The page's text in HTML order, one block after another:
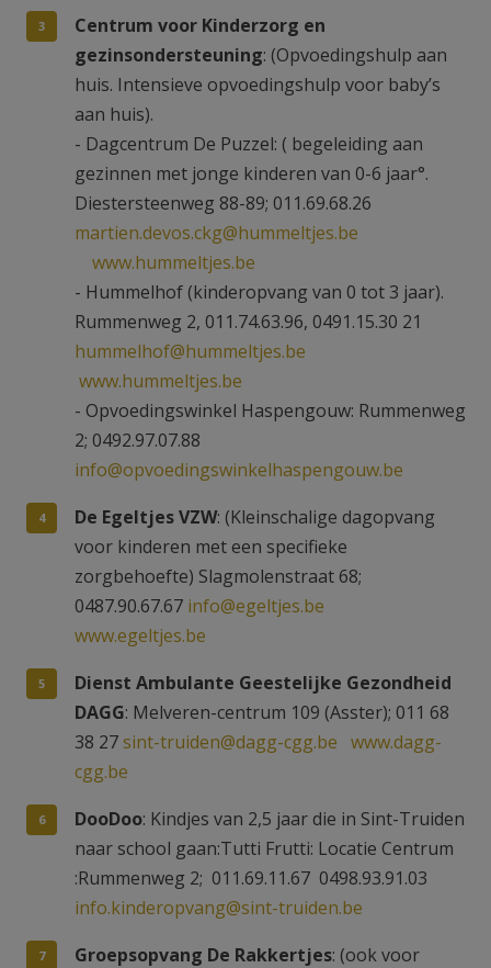
Centrum voor Kinderzorg en
gezinsondersteuning: (Opvoedingshulp aan
huis. Intensieve opvoedingshulp voor baby’s
aan huis).
- Dagcentrum De Puzzel: ( begeleiding aan
gezinnen met jonge kinderen van 0-6 jaar°.
Diestersteenweg 88-89; 011.69.68.26
martien.devos.ckg@hummeltjes.be
www.hummeltjes.be
- Hummelhof (kinderopvang van 0 tot 3 jaar).
Rummenweg 2, 011.74.63.96, 0491.15.30 21
hummelhof@hummeltjes.be
www.hummeltjes.be
- Opvoedingswinkel Haspengouw: Rummenweg
2; 0492.97.07.88
info@opvoedingswinkelhaspengouw.be
De Egeltjes VZW: (Kleinschalige dagopvang
voor kinderen met een specifieke
zorgbehoefte) Slagmolenstraat 68;
0487.90.67.67 info@egeltjes.be
www.egeltjes.be
Dienst Ambulante Geestelijke Gezondheid
DAGG: Melveren-centrum 109 (Asster); 011 68
38 27sint-truiden@dagg-cgg.be www.dagg-
cgg.be
DooDoo: Kindjes van 2,5 jaar die in Sint-Truiden
naar school gaan:Tutti Frutti: Locatie Centrum
:Rummenweg 2; 011.69.11.67 0498.93.91.03
info.kinderopvang@sint-truiden.be
Groepsopvang De Rakkertjes: (ook voor